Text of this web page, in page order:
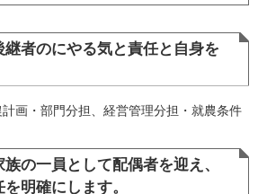
者のにやる気と責任と自身を
画・部門分担、経営管理分担・就農条件
の一員として配偶者を迎え、
明確にします。